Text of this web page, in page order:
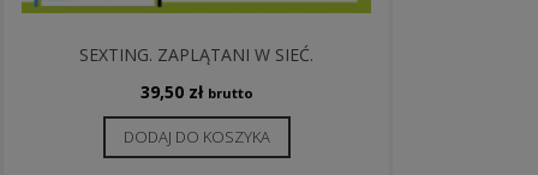
SEXTING. ZAPLĄTANI W SIEĆ.
39,50 zł brutto
DODAJ DO KOSZYKA